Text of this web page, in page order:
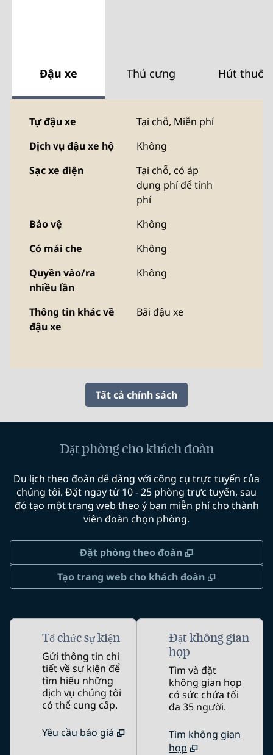
Đậu xe Thú cưng Hút thuốc
Tự đậu xe Tại chỗ, Miễn phí
Dịch vụ đậu xe hộ
Không
Sạc xe điện
Tại chỗ, có áp
dụng phí để tính
phí
Bảo vệ
Không
Có mái che
Không
Quyền vào/ra
nhiều lần
Không
Thông tin khác về
đậu xe
Bãi đậu xe
Tất cả chính sách
Đặt phòng cho khách đoàn
Du lịch theo đoàn dễ dàng với công cụ trực tuyến của
chúng tôi. Đặt ngay từ 10 - 25 phòng trực tuyến, sau
đó tạo một trang web theo ý bạn miễn phí cho thành
viên đoàn chọn phòng.
Đặt phòng theo đoàn ,
Tạo trang web cho khách đoàn
,
Tổ chức sự kiện
Gửi thông tin chi
tiết về sự kiện để
tìm hiểu những
dịch vụ chúng tôi
có thể cung cấp.
Yêu cầu báo giá
Đặt không gian
họp
Tìm và đặt
không gian họp
có sức chứa tối
đa 35 người.
Tìm không gian
họp